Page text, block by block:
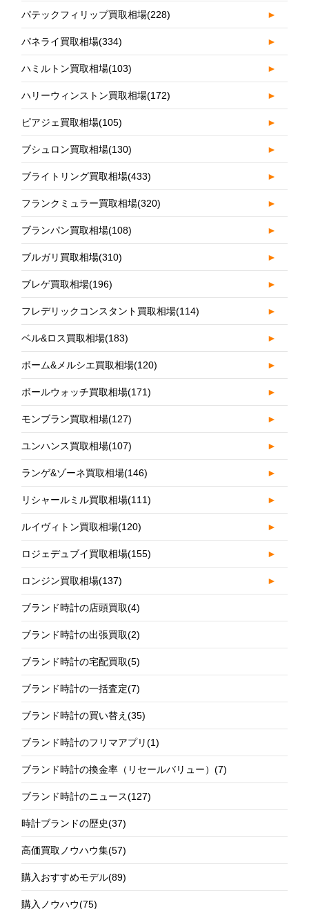
パテックフィリップ買取相場(228) ►
パネライ買取相場(334) ►
ハミルトン買取相場(103) ►
ハリーウィンストン買取相場(172) ►
ピアジェ買取相場(105) ►
ブシュロン買取相場(130) ►
ブライトリング買取相場(433) ►
フランクミュラー買取相場(320) ►
ブランパン買取相場(108) ►
ブルガリ買取相場(310) ►
ブレゲ買取相場(196) ►
フレデリックコンスタント買取相場(114) ►
ベル&ロス買取相場(183) ►
ボーム&メルシエ買取相場(120) ►
ボールウォッチ買取相場(171) ►
モンブラン買取相場(127) ►
ユンハンス買取相場(107) ►
ランゲ&ゾーネ買取相場(146) ►
リシャールミル買取相場(111) ►
ルイヴィトン買取相場(120) ►
ロジェデュブイ買取相場(155) ►
ロンジン買取相場(137) ►
ブランド時計の店頭買取(4)
ブランド時計の出張買取(2)
ブランド時計の宅配買取(5)
ブランド時計の一括査定(7)
ブランド時計の買い替え(35)
ブランド時計のフリマアプリ(1)
ブランド時計の換金率（リセールバリュー）(7)
ブランド時計のニュース(127)
時計ブランドの歴史(37)
高価買取ノウハウ集(57)
購入おすすめモデル(89)
購入ノウハウ(75)